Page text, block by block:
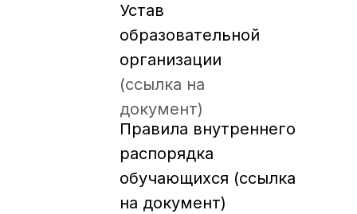
Правила внутреннего
распорядка
обучающихся (ссылка
на документ)
Устав
образовательной
организации
(ссылка на
документ)